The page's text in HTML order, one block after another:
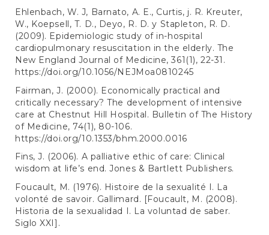
Ehlenbach, W. J, Barnato, A. E., Curtis, j. R. Kreuter,
W., Koepsell, T. D., Deyo, R. D. y Stapleton, R. D.
(2009). Epidemiologic study of in-hospital
cardiopulmonary resuscitation in the elderly. The
New England Journal of Medicine, 361(1), 22-31.
https://doi.org/10.1056/NEJMoa0810245
Fairman, J. (2000). Economically practical and
critically necessary? The development of intensive
care at Chestnut Hill Hospital. Bulletin of The History
of Medicine, 74(1), 80-106.
https://doi.org/10.1353/bhm.2000.0016
Fins, J. (2006). A palliative ethic of care: Clinical
wisdom at life’s end. Jones & Bartlett Publishers.
Foucault, M. (1976). Histoire de la sexualité I. La
volonté de savoir. Gallimard. [Foucault, M. (2008).
Historia de la sexualidad I. La voluntad de saber.
Siglo XXI].